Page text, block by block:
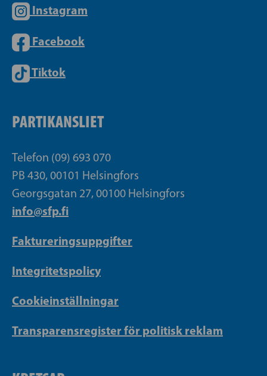
Instagram
Facebook
Tiktok
PARTIKANSLIET
Telefon (09) 693 070
PB 430, 00101 Helsingfors
Georgsgatan 27, 00100 Helsingfors
info@sfp.fi
Faktureringsuppgifter
Integritetspolicy
Cookieinställningar
Transparensregister för politisk reklam